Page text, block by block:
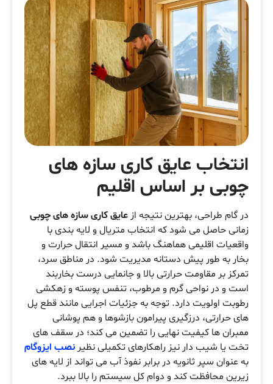
انتخاب عایق کاری سازه های
چوبی بر اساس اقلیم
در گام طراحی، بهترین نتیجه از عایق کاری سازه های چوبی
زمانی حاصل می شود که انتخاب متریال و لایه بندی با
واقعیات اقلیمی هماهنگ باشد و مسیر انتقال حرارت و
بخار به طور پیش دستانه مدیریت شود. در مناطق سرد،
تمرکز بر مقاومت حرارتی بالا و جانمایی درست بخاربند
است و در نواحی گرم و مرطوب، تنفس پوسته و زهکشی
رطوبت اولویت دارد. توجه به جزئیات اجرایی مانند قطع پل
های حرارتی، درزگیری پیرامون بازشوها و هم پوشانی
ممبران ها کیفیت نهایی را تضمین می کند؛ در سقف های
تخت یا شیب دار نیز راهکارهای تکمیلی نظیر نصب ایزوگام
به عنوان سپر ثانویه در برابر نفوذ آب می تواند از لایه های
زیرین محافظت کند و دوام کل سیستم را بالا ببرد.